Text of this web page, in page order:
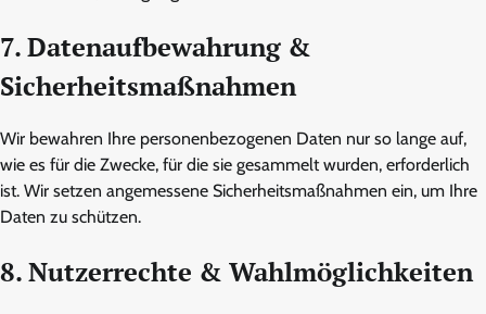
7. Datenaufbewahrung &
Sicherheitsmaßnahmen
Wir bewahren Ihre personenbezogenen Daten nur so lange auf,
wie es für die Zwecke, für die sie gesammelt wurden, erforderlich
ist. Wir setzen angemessene Sicherheitsmaßnahmen ein, um Ihre
Daten zu schützen.
8. Nutzerrechte & Wahlmöglichkeiten